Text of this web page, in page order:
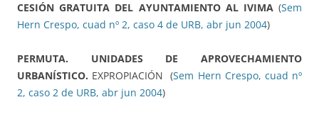
CESIÓN GRATUITA DEL AYUNTAMIENTO AL IVIMA(Sem
Hern Crespo, cuad nº 2, caso 4 de URB, abr jun 2004)
PERMUTA. UNIDADES DE APROVECHAMIENTO
URBANÍSTICO. EXPROPIACIÓN (Sem Hern Crespo, cuad nº
2, caso 2 de URB, abr jun 2004)